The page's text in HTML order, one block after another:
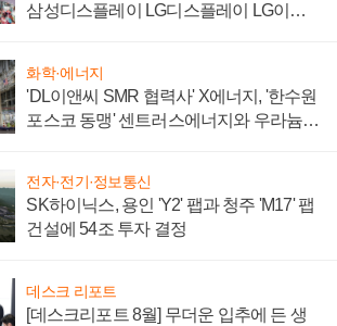
삼성디스플레이 LG디스플레이 LG이노
화학·에너지
'DL이앤씨 SMR 협력사' X에너지, '한수원
포스코 동맹' 센트러스에너지와 우라늄
전자·전기·정보통신
SK하이닉스, 용인 'Y2' 팹과 청주 'M17' 팹
건설에 54조 투자 결정
데스크 리포트
[데스크리포트 8월] 무더운 입추에 든 생